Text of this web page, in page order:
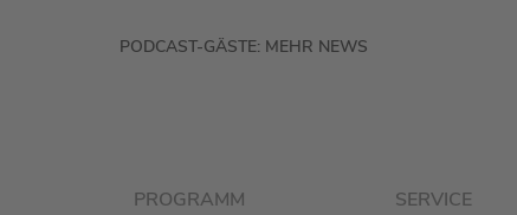
PODCAST-GÄSTE: MEHR NEWS
PROGRAMM SERVICE